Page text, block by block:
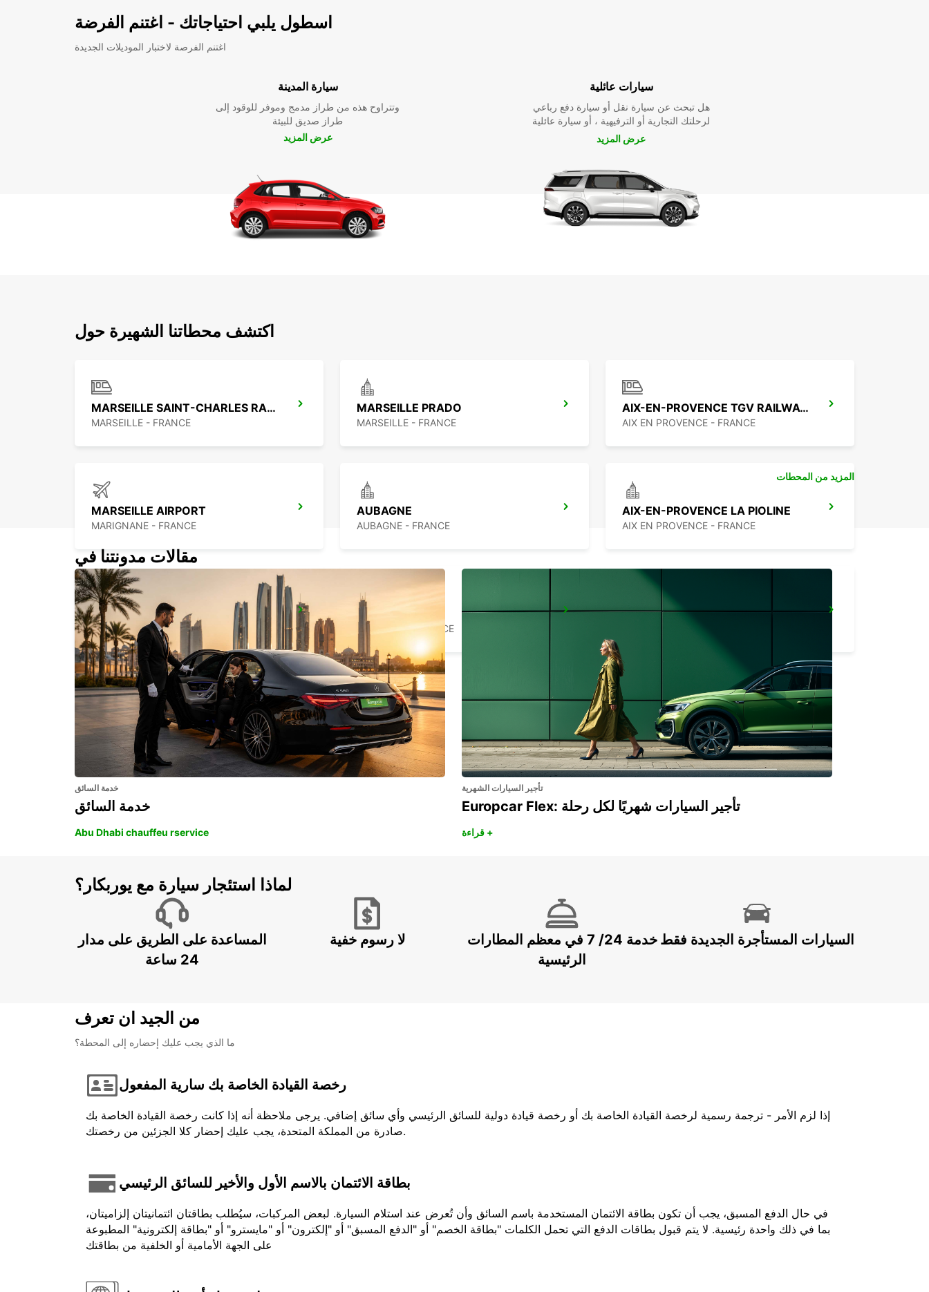
اسطول يلبي احتياجاتك - اغتنم الفرضة
اغتنم الفرصة لاختبار الموديلات الجديدة
سيارة المدينة
وتتراوح هذه من طراز مدمج وموفر للوقود إلى
طراز صديق للبيئة
عرض المزيد
سيارات عائلية
هل تبحث عن سيارة نقل أو سيارة دفع رباعي
لرحلتك التجارية أو الترفيهية ، أو سيارة عائلية
عرض المزيد
اكتشف محطاتنا الشهيرة حول
MARSEILLE SAINT-CHARLES RAILWAY STATION
MARSEILLE - FRANCE
MARSEILLE PRADO
MARSEILLE - FRANCE
AIX-EN-PROVENCE TGV RAILWAY STATION
AIX EN PROVENCE - FRANCE
MARSEILLE AIRPORT
MARIGNANE - FRANCE
AUBAGNE
AUBAGNE - FRANCE
AIX-EN-PROVENCE LA PIOLINE
AIX EN PROVENCE - FRANCE
AIX-EN-PROVENCE
AIX EN PROVENCE - FRANCE
LA CIOTAT
LA CIOTAT - FRANCE
MARTIGUES PORT-DE-BOUC
المزيد من المحطات
مقالات مدونتنا في
خدمة السائق
خدمة السائق
Abu Dhabi chauffeu rservice
تأجير السيارات الشهرية
Europcar Flex: تأجير السيارات شهريًا لكل رحلة
قراءة +
لماذا استئجار سيارة مع يوربكار؟
المساعدة على الطريق على مدار
24 ساعة
لا رسوم خفية
خدمة 24/ 7 في معظم المطارات
الرئيسية
السيارات المستأجرة الجديدة فقط
من الجيد ان تعرف
ما الذي يجب عليك إحضاره إلى المحطة؟
رخصة القيادة الخاصة بك سارية المفعول
إذا لزم الأمر - ترجمة رسمية لرخصة القيادة الخاصة بك أو رخصة قيادة دولية للسائق الرئيسي وأي سائق إضافي. يرجى ملاحظة أنه إذا كانت رخصة القيادة الخاصة بك
صادرة من المملكة المتحدة، يجب عليك إحضار كلا الجزئين من رخصتك.
بطاقة الائتمان بالاسم الأول والأخير للسائق الرئيسي
في حال الدفع المسبق، يجب أن تكون بطاقة الائتمان المستخدمة باسم السائق وأن تُعرض عند استلام السيارة. لبعض المركبات، سيُطلب بطاقتان ائتمانيتان إلزاميتان،
بما في ذلك واحدة رئيسية. لا يتم قبول بطاقات الدفع التي تحمل الكلمات "بطاقة الخصم" أو "الدفع المسبق" أو "إلكترون" أو "مايسترو" أو "بطاقة إلكترونية" المطبوعة
على الجهة الأمامية أو الخلفية من بطاقتك